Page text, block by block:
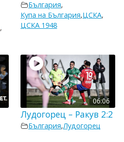
,
България,
Купа на България,ЦСКА,
ЦСКА 1948
06:06
Лудогорец – Ракув 2:2
България,Лудогорец